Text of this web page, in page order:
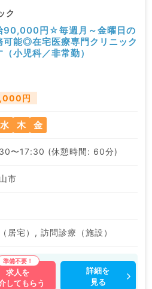
ク
90,000円☆毎週月～金曜日の
可能◎在宅医療専門クリニック
小児科／非常勤）
円
水 木 金
〜17:30 (休憩時間: 60分)
市
居宅）, 訪問診療（施設）
求人を
してもらう
詳細を
見る